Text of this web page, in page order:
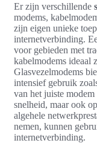
Er zijn verschillende
modems,
zijn eigen unieke
internetverbinding.
voor gebieden met
kabelmodems ideaal
Glasvezelmodems
intensief gebruik
van het juiste
snelheid, maar ook
algehele
nemen, kunnen
internetverbinding.